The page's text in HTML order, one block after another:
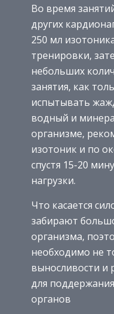
Во время
других
250 мл
тренировки,
небольших
занятия, как
испытывать
водный и
организме,
изотоник и по
спустя 15-20
нагрузки.
Что касается
забирают
организма,
необходимо не
выносливости и
для
органов